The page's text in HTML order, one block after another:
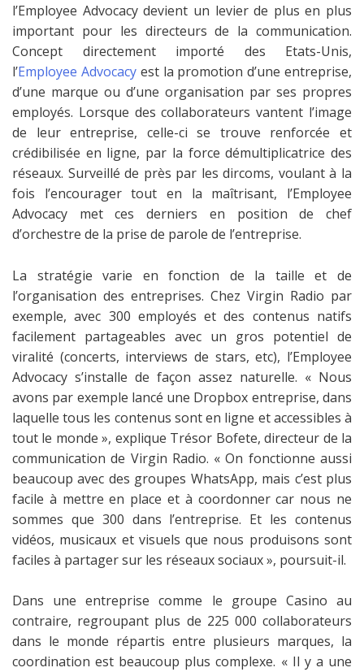
l’Employee Advocacy devient un levier de plus en plus
important pour les directeurs de la communication.
Concept directement importé des Etats-Unis,
l’Employee Advocacyest la promotion d’une entreprise,
d’une marque ou d’une organisation par ses propres
employés. Lorsque des collaborateurs vantent l’image
de leur entreprise, celle-ci se trouve renforcée et
crédibilisée en ligne, par la force démultiplicatrice des
réseaux. Surveillé de près par les dircoms, voulant à la
fois l’encourager tout en la maîtrisant, l’Employee
Advocacy met ces derniers en position de chef
d’orchestre de la prise de parole de l’entreprise.
La stratégie varie en fonction de la taille et de
l’organisation des entreprises. Chez Virgin Radio par
exemple, avec 300 employés et des contenus natifs
facilement partageables avec un gros potentiel de
viralité (concerts, interviews de stars, etc), l’Employee
Advocacy s’installe de façon assez naturelle. « Nous
avons par exemple lancé une Dropbox entreprise, dans
laquelle tous les contenus sont en ligne et accessibles à
tout le monde », explique Trésor Bofete, directeur de la
communication de Virgin Radio. « On fonctionne aussi
beaucoup avec des groupes WhatsApp, mais c’est plus
facile à mettre en place et à coordonner car nous ne
sommes que 300 dans l’entreprise. Et les contenus
vidéos, musicaux et visuels que nous produisons sont
faciles à partager sur les réseaux sociaux », poursuit-il.
Dans une entreprise comme le groupe Casino au
contraire, regroupant plus de 225 000 collaborateurs
dans le monde répartis entre plusieurs marques, la
coordination est beaucoup plus complexe. « Il y a une